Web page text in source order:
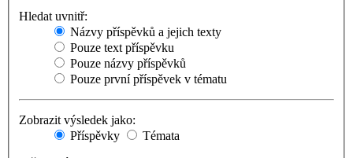
Hledat uvnitř:
Názvy příspěvků a jejich texty
Pouze text příspěvku
Pouze názvy příspěvků
Pouze první příspěvek v tématu
Zobrazit výsledek jako:
Příspěvky
Témata